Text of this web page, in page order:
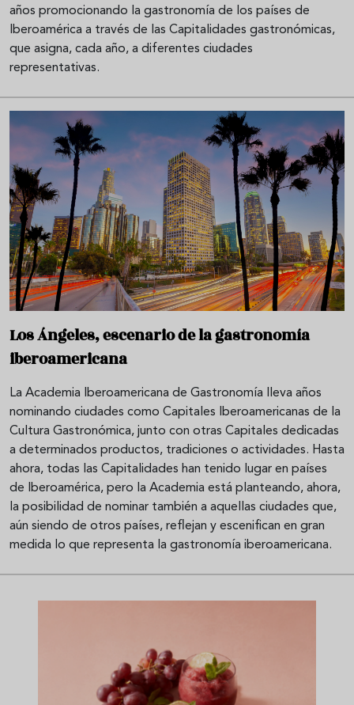
años promocionando la gastronomía de los países de
Iberoamérica a través de las Capitalidades gastronómicas,
que asigna, cada año, a diferentes ciudades
representativas.
Los Ángeles, escenario de la gastronomía
iberoamericana
La Academia Iberoamericana de Gastronomía lleva años
nominando ciudades como Capitales Iberoamericanas de la
Cultura Gastronómica, junto con otras Capitales dedicadas
a determinados productos, tradiciones o actividades. Hasta
ahora, todas las Capitalidades han tenido lugar en países
de Iberoamérica, pero la Academia está planteando, ahora,
la posibilidad de nominar también a aquellas ciudades que,
aún siendo de otros países, reflejan y escenifican en gran
medida lo que representa la gastronomía iberoamericana.